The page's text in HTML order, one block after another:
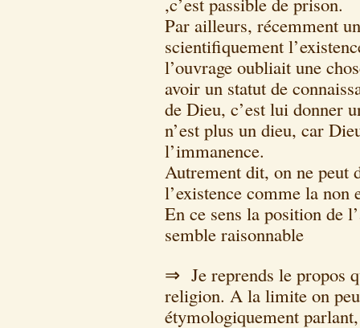
Par ailleurs, récemment
scientifiquement
l’ouvrage oubliait une
avoir un statut de
de Dieu, c’est lui donner
n’est plus un dieu, car
l’immanence.
Autrement dit, on ne peut
l’existence comme la non
En ce sens la position de
semble raisonnable
⇒ Je reprends le propos
religion. A la limite on
étymologiquement